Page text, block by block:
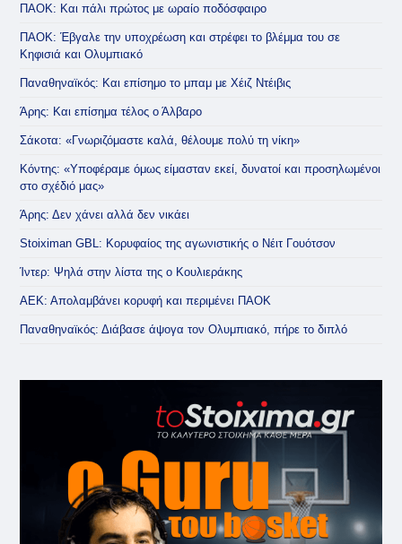
ΠΑΟΚ: Και πάλι πρώτος με ωραίο ποδόσφαιρο
ΠΑΟΚ: Έβγαλε την υποχρέωση και στρέφει το βλέμμα του σε
Κηφισιά και Ολυμπιακό
Παναθηναϊκός: Και επίσημο το μπαμ με Χέιζ Ντέιβις
Άρης: Και επίσημα τέλος ο Άλβαρο
Σάκοτα: «Γνωριζόμαστε καλά, θέλουμε πολύ τη νίκη»
Κόντης: «Υποφέραμε όμως είμασταν εκεί, δυνατοί και προσηλωμένοι
στο σχέδιό μας»
Άρης: Δεν χάνει αλλά δεν νικάει
Stoiximan GBL: Κορυφαίος της αγωνιστικής ο Νέιτ Γουότσον
Ίντερ: Ψηλά στην λίστα της ο Κουλιεράκης
ΑΕΚ: Απολαμβάνει κορυφή και περιμένει ΠΑΟΚ
Παναθηναϊκός: Διάβασε άψογα τον Ολυμπιακό, πήρε το διπλό